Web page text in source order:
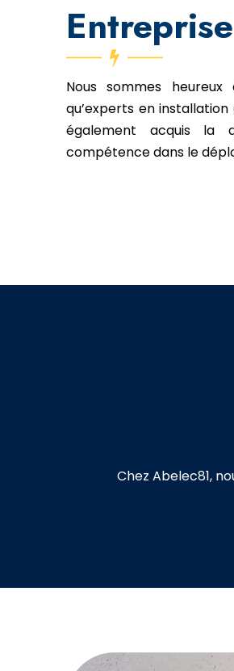
Nous sommes
qu’experts en
également acquis la
compétence dans le
Chez Abelec81,